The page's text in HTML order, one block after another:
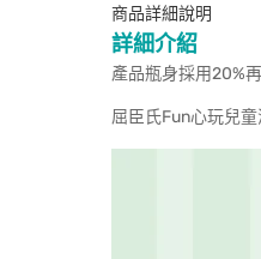
商品詳細說明
詳細介紹
產品瓶身採用20%
屈臣氏Fun心玩兒